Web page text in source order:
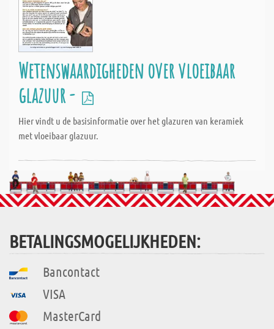
Wetenswaardigheden over vloeibaar
glazuur -
Hier vindt u de basisinformatie over het glazuren van keramiek
met vloeibaar glazuur.
BETALINGSMOGELIJKHEDEN:
Bancontact
VISA
MasterCard